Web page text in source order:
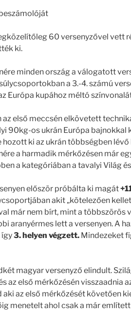
60 versenyzővel vett
ki.
minden ország a válogatott
a 3.-4. számú
Európa kupához méltó
az első meccsén elkövetett
90kg-os ukrán Európa bajnokkal
ki az ukrán többségben
a harmadik mérkőzésen már
a kategóriában a tavalyi Világ
először próbálta ki magát
akit „kötelezően
már nem bírt, mint a többszörös
aranyérmes lett a versenyen. A
így3. helyen végzett. Mindezeket
magyar versenyző elindult.
az első mérkőzésén visszaadnia
aki az első mérkőzését követően
menetelt ahol csak a már